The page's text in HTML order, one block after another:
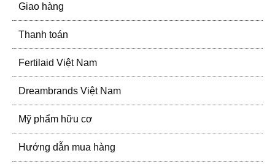
Giao hàng
Thanh toán
Fertilaid Việt Nam
Dreambrands Việt Nam
Mỹ phẩm hữu cơ
Hướng dẫn mua hàng